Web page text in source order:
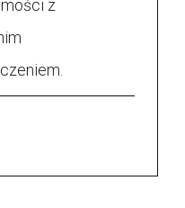
z